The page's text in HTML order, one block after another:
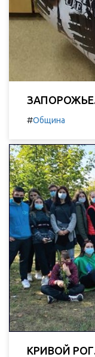
ЗАПОРОЖЬЕ.
#Община
КРИВОЙ